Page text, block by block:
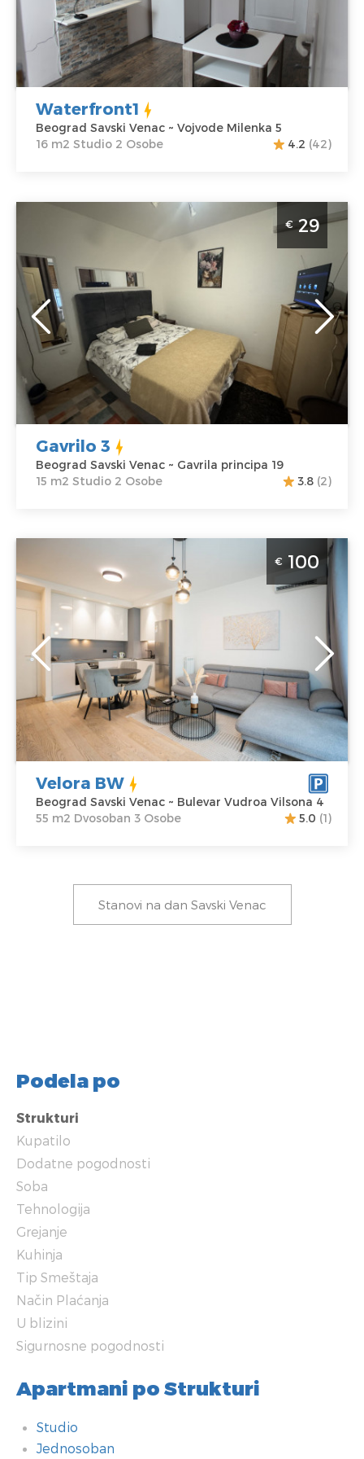
Adresa:Vojvode
Milenka 5
Cena45 €
Struktura :
Studio
Waterfront1
Beograd Savski Venac ~ Vojvode Milenka 5
16 m2 Studio 2 Osobe
4.2 (42)
Studio Apartman Gavrilo 3 Beograd Savski Venac
velicine 15m2, moze da ugosti do 2 osobe.
Beograd
Lokacija:
Beograd Savski
Venac
Adresa: Gavrila
principa 19
Cena29 €
Gosti:2
m2
Struktura :
€29
Gavrilo 3
Beograd Savski Venac ~ Gavrila principa 19
15 m2 Studio 2 Osobe
3.8 (2)
Dvosoban Apartman Velora BW Beograd Savski Venac
apartman za 3 osobe na Beogradu na vodi
Beograd
Lokacija:
Beograd Savski
Venac
Bulevar
Vudroa Vilsona 4
100 €
Gosti:
Kvadratura : 55
m2
Struktura :
Dvosoban
€ 100
Velora BW
Beograd Savski Venac ~ Bulevar Vudroa Vilsona 4
55 m2 Dvosoban 3 Osobe
5.0 (1)
Stanovi na dan Savski Venac
Podela po
Strukturi
Kupatilo
Dodatne pogodnosti
Soba
Tehnologija
Grejanje
Kuhinja
Tip Smeštaja
Način Plaćanja
U blizini
Sigurnosne pogodnosti
Apartmani po Strukturi
Studio
Jednosoban